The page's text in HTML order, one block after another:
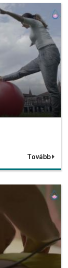
Tovább